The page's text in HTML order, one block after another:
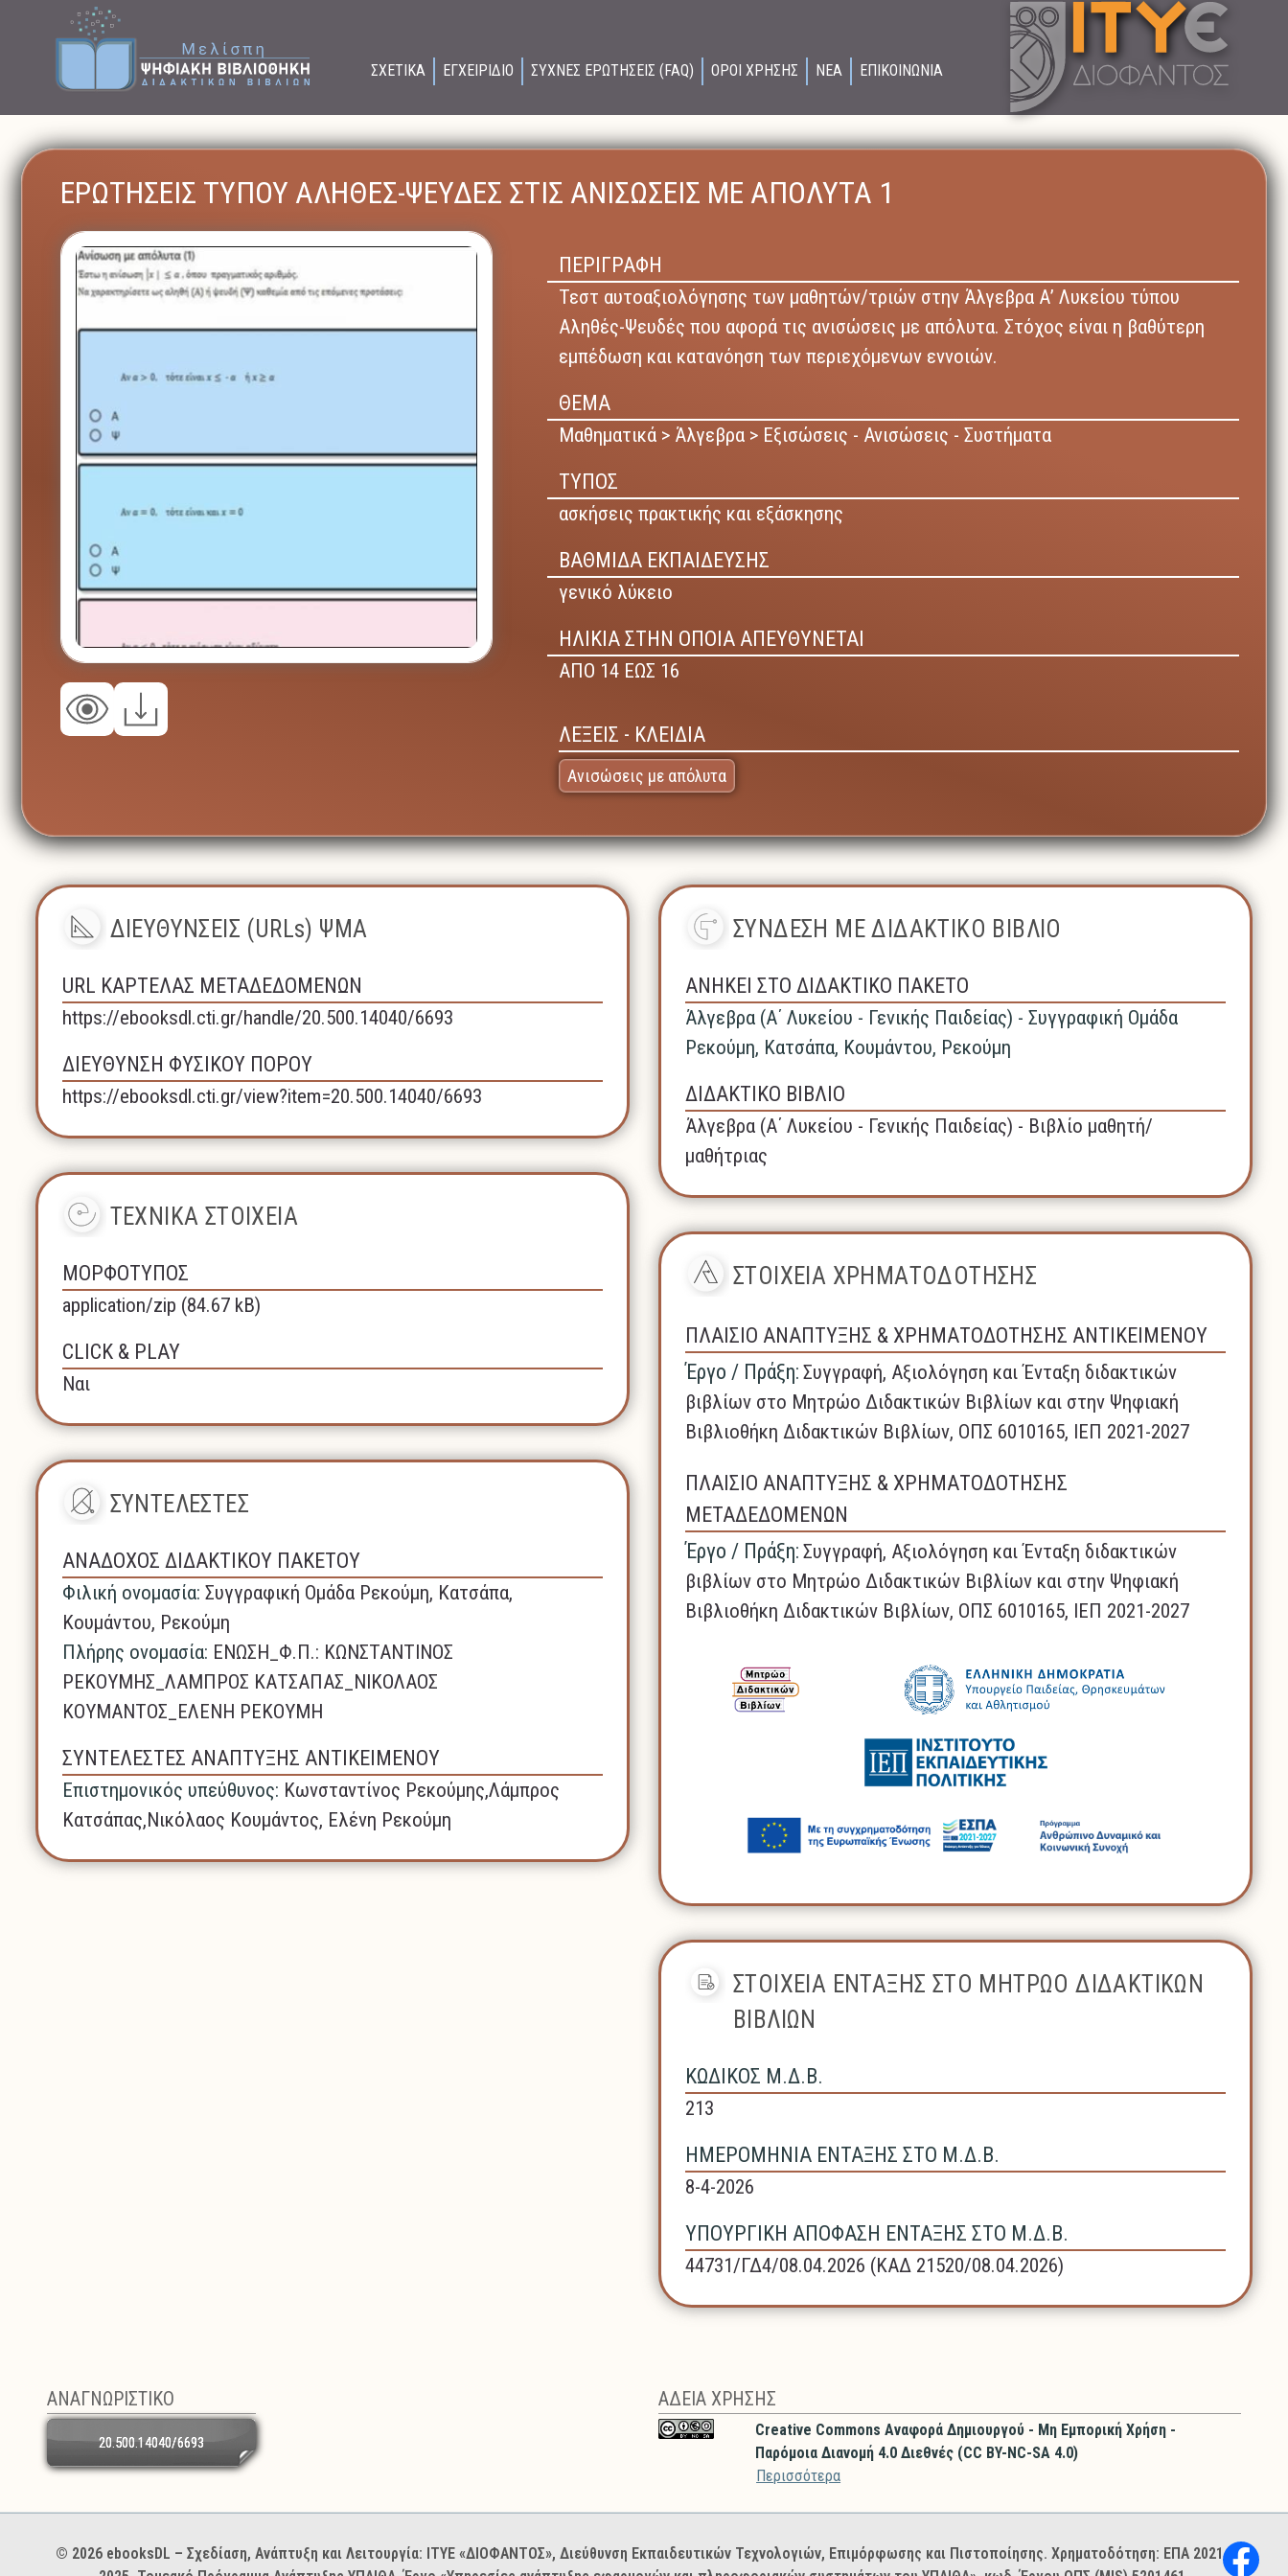
ΣΧΕΤΙΚΑ ΕΓΧΕΙΡΙΔΙΟ ΣΥΧΝΕΣ ΕΡΩΤΗΣΕΙΣ (FAQ) ΟΡΟΙ ΧΡΗΣΗΣ ΝΕΑ ΕΠΙΚΟΙΝΩΝΙΑ
ΕΡΩΤΗΣΕΙΣ ΤΥΠΟΥ ΑΛΗΘΕΣ-ΨΕΥΔΕΣ ΣΤΙΣ ΑΝΙΣΩΣΕΙΣ ΜΕ ΑΠΟΛΥΤΑ 1
ΠΕΡΙΓΡΑΦΗ
Τεστ αυτοαξιολόγησης των μαθητών/τριών στην Άλγεβρα Α’ Λυκείου τύπου
Αληθές-Ψευδές που αφορά τις ανισώσεις με απόλυτα. Στόχος είναι η βαθύτερη
εμπέδωση και κατανόηση των περιεχόμενων εννοιών.
ΘΕΜΑ
Μαθηματικά > Άλγεβρα > Εξισώσεις - Ανισώσεις - Συστήματα
ΤΥΠΟΣ
ασκήσεις πρακτικής και εξάσκησης
ΒΑΘΜΙΔΑ ΕΚΠΑΙΔΕΥΣΗΣ
γενικό λύκειο
ΗΛΙΚΙΑ ΣΤΗΝ ΟΠΟΙΑ ΑΠΕΥΘΥΝΕΤΑΙ
ΑΠΟ 14 ΕΩΣ 16
ΛΕΞΕΙΣ - ΚΛΕΙΔΙΑ
Ανισώσεις με απόλυτα
ΔΙΕΥΘΥΝΣΕΙΣ (URLs) ΨΜΑ
URL ΚΑΡΤΕΛΑΣ ΜΕΤΑΔΕΔΟΜΕΝΩΝ
https://ebooksdl.cti.gr/handle/20.500.14040/6693
ΔΙΕΥΘΥΝΣΗ ΦΥΣΙΚΟΥ ΠΟΡΟΥ
https://ebooksdl.cti.gr/view?item=20.500.14040/6693
ΤΕΧΝΙΚΑ ΣΤΟΙΧΕΙΑ
ΜΟΡΦΟΤΥΠΟΣ
application/zip (84.67 kB)
CLICK & PLAY
Ναι
ΣΥΝΤΕΛΕΣΤΕΣ
ΑΝΑΔΟΧΟΣ ΔΙΔΑΚΤΙΚΟΥ ΠΑΚΕΤΟΥ
Φιλική ονομασία: Συγγραφική Ομάδα Ρεκούμη, Κατσάπα,
Κουμάντου, Ρεκούμη
Πλήρης ονομασία: ΕΝΩΣΗ_Φ.Π.: ΚΩΝΣΤΑΝΤΙΝΟΣ
ΡΕΚΟΥΜΗΣ_ΛΑΜΠΡΟΣ ΚΑΤΣΑΠΑΣ_ΝΙΚΟΛΑΟΣ
ΚΟΥΜΑΝΤΟΣ_ΕΛΕΝΗ ΡΕΚΟΥΜΗ
ΣΥΝΤΕΛΕΣΤΕΣ ΑΝΑΠΤΥΞΗΣ ΑΝΤΙΚΕΙΜΕΝΟΥ
Επιστημονικός υπεύθυνος: Κωνσταντίνος Ρεκούμης,Λάμπρος
Κατσάπας,Νικόλαος Κουμάντος, Ελένη Ρεκούμη
ΣΥΝΔΕΣΗ ΜΕ ΔΙΔΑΚΤΙΚΟ ΒΙΒΛΙΟ
ΑΝΗΚΕΙ ΣΤΟ ΔΙΔΑΚΤΙΚΟ ΠΑΚΕΤΟ
Άλγεβρα (A΄ Λυκείου - Γενικής Παιδείας) - Συγγραφική Ομάδα
Ρεκούμη, Κατσάπα, Κουμάντου, Ρεκούμη
ΔΙΔΑΚΤΙΚΟ ΒΙΒΛΙΟ
Άλγεβρα (A΄ Λυκείου - Γενικής Παιδείας) - Βιβλίο μαθητή/
μαθήτριας
ΣΤΟΙΧΕΙΑ ΧΡΗΜΑΤΟΔΟΤΗΣΗΣ
ΠΛΑΙΣΙΟ ΑΝΑΠΤΥΞΗΣ & ΧΡΗΜΑΤΟΔΟΤΗΣΗΣ ΑΝΤΙΚΕΙΜΕΝΟΥ
Έργο / Πράξη: Συγγραφή, Αξιολόγηση και Ένταξη διδακτικών
βιβλίων στο Μητρώο Διδακτικών Βιβλίων και στην Ψηφιακή
Βιβλιοθήκη Διδακτικών Βιβλίων, ΟΠΣ 6010165, ΙΕΠ 2021-2027
ΠΛΑΙΣΙΟ ΑΝΑΠΤΥΞΗΣ & ΧΡΗΜΑΤΟΔΟΤΗΣΗΣ
ΜΕΤΑΔΕΔΟΜΕΝΩΝ
Έργο / Πράξη: Συγγραφή, Αξιολόγηση και Ένταξη διδακτικών
βιβλίων στο Μητρώο Διδακτικών Βιβλίων και στην Ψηφιακή
Βιβλιοθήκη Διδακτικών Βιβλίων, ΟΠΣ 6010165, ΙΕΠ 2021-2027
ΣΤΟΙΧΕΙΑ ΕΝΤΑΞΗΣ ΣΤΟ ΜΗΤΡΩΟ ΔΙΔΑΚΤΙΚΩΝ
ΒΙΒΛΙΩΝ
ΚΩΔΙΚΟΣ Μ.Δ.Β.
213
ΗΜΕΡΟΜΗΝΙΑ ΕΝΤΑΞΗΣ ΣΤΟ Μ.Δ.Β.
8-4-2026
ΥΠΟΥΡΓΙΚΗ ΑΠΟΦΑΣΗ ΕΝΤΑΞΗΣ ΣΤΟ Μ.Δ.Β.
44731/ΓΔ4/08.04.2026 (ΚΑΔ 21520/08.04.2026)
ΑΝΑΓΝΩΡΙΣΤΙΚΟ
20.500.14040/6693
ΑΔΕΙΑ ΧΡΗΣΗΣ
Creative Commons Αναφορά Δημιουργού - Μη Εμπορική Χρήση -
Παρόμοια Διανομή 4.0 Διεθνές (CC BY-NC-SA 4.0)
Περισσότερα
Χορηγοί και φορείς
© 2026 ebooksDL – Σχεδίαση, Ανάπτυξη και Λειτουργία: ΙΤΥΕ «ΔΙΟΦΑΝΤΟΣ», Διεύθυνση Εκπαιδευτικών Τεχνολογιών, Επιμόρφωσης και Πιστοποίησης. Χρηματοδότηση: ΕΠΑ 2021–